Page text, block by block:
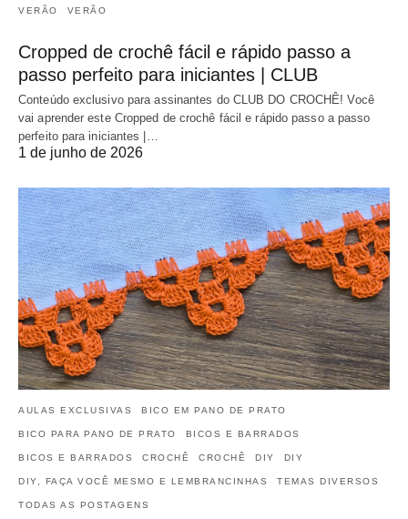
VERÃO VERÃO
Cropped de crochê fácil e rápido passo a
passo perfeito para iniciantes | CLUB
Conteúdo exclusivo para assinantes do CLUB DO CROCHÊ! Você
vai aprender este Cropped de crochê fácil e rápido passo a passo
perfeito para iniciantes |…
1 de junho de 2026
AULAS EXCLUSIVAS BICO EM PANO DE PRATO
BICO PARA PANO DE PRATO BICOS E BARRADOS
BICOS E BARRADOS CROCHÊ CROCHÊ DIY DIY
DIY, FAÇA VOCÊ MESMO E LEMBRANCINHAS TEMAS DIVERSOS
TODAS AS POSTAGENS